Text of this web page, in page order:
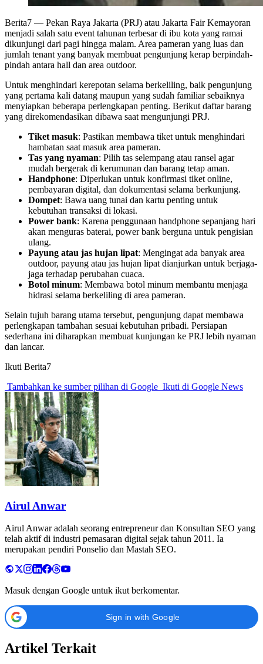
Berita7 — Pekan Raya Jakarta (PRJ) atau Jakarta Fair Kemayoran
menjadi salah satu event tahunan terbesar di ibu kota yang ramai
dikunjungi dari pagi hingga malam. Area pameran yang luas dan
jumlah tenant yang banyak membuat pengunjung kerap berpindah-
pindah antara hall dan area outdoor.
Untuk menghindari kerepotan selama berkeliling, baik pengunjung
yang pertama kali datang maupun yang sudah familiar sebaiknya
menyiapkan beberapa perlengkapan penting. Berikut daftar barang
yang direkomendasikan dibawa saat mengunjungi PRJ.
Tiket masuk: Pastikan membawa tiket untuk menghindari
hambatan saat masuk area pameran.
Tas yang nyaman: Pilih tas selempang atau ransel agar
mudah bergerak di kerumunan dan barang tetap aman.
Handphone: Diperlukan untuk konfirmasi tiket online,
pembayaran digital, dan dokumentasi selama berkunjung.
Dompet: Bawa uang tunai dan kartu penting untuk
kebutuhan transaksi di lokasi.
Power bank: Karena penggunaan handphone sepanjang hari
akan menguras baterai, power bank berguna untuk pengisian
ulang.
Payung atau jas hujan lipat: Mengingat ada banyak area
outdoor, payung atau jas hujan lipat dianjurkan untuk berjaga-
jaga terhadap perubahan cuaca.
Botol minum: Membawa botol minum membantu menjaga
hidrasi selama berkeliling di area pameran.
Selain tujuh barang utama tersebut, pengunjung dapat membawa
perlengkapan tambahan sesuai kebutuhan pribadi. Persiapan
sederhana ini diharapkan membuat kunjungan ke PRJ lebih nyaman
dan lancar.
Ikuti Berita7
Tambahkan ke sumber pilihan di Google Ikuti di Google News
Airul Anwar
Airul Anwar adalah seorang entrepreneur dan Konsultan SEO yang
telah aktif di industri pemasaran digital sejak tahun 2011. Ia
merupakan pendiri Ponselio dan Mastah SEO.
Masuk dengan Google untuk ikut berkomentar.
Sign in with Google
Artikel Terkait